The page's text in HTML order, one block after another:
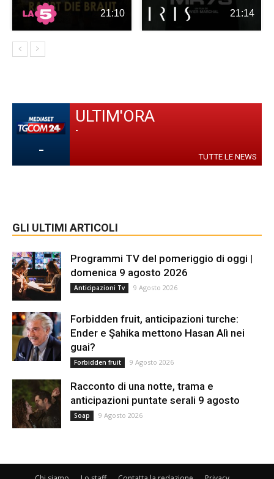
21:10 21:14
-
ULTIM'ORA
-
TUTTE LE NEWS
GLI ULTIMI ARTICOLI
Programmi TV del pomeriggio di oggi |
domenica 9 agosto 2026
Anticipazioni Tv 9 Agosto 2026
Forbidden fruit, anticipazioni turche:
Ender e Şahika mettono Hasan Alì nei
guai?
Forbidden fruit 9 Agosto 2026
Racconto di una notte, trama e
anticipazioni puntate serali 9 agosto
Soap 9 Agosto 2026